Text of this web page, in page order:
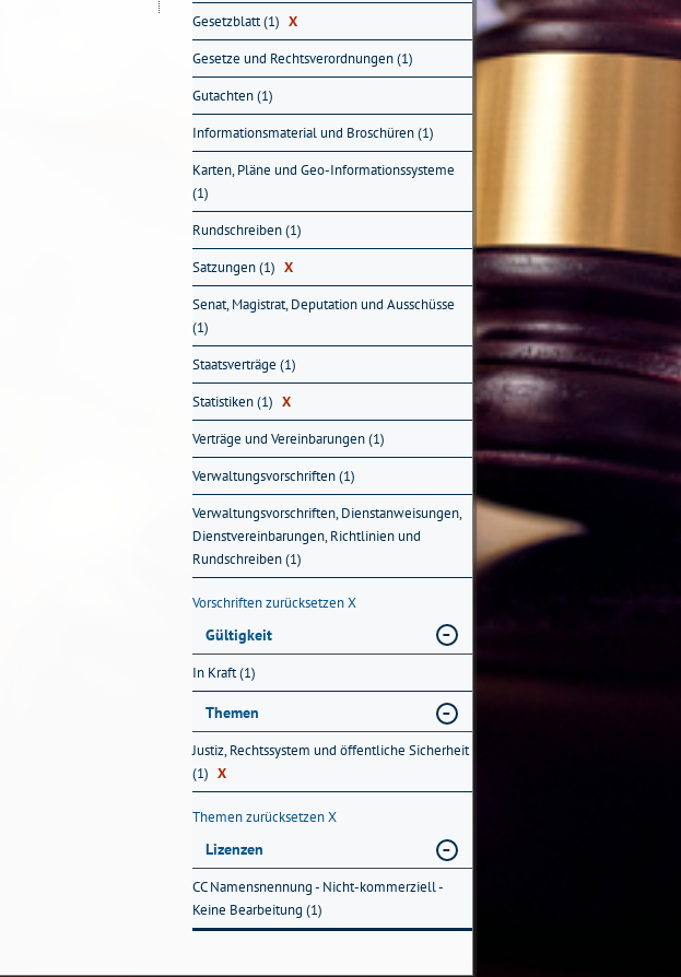
Gesetzblatt (1) X
Gesetze und Rechtsverordnungen (1)
Gutachten (1)
Informationsmaterial und Broschüren (1)
Karten, Pläne und Geo-Informationssysteme
(1)
Rundschreiben (1)
Satzungen (1) X
Senat, Magistrat, Deputation und Ausschüsse
(1)
Staatsverträge (1)
Statistiken (1) X
Verträge und Vereinbarungen (1)
Verwaltungsvorschriften (1)
Verwaltungsvorschriften, Dienstanweisungen,
Dienstvereinbarungen, Richtlinien und
Rundschreiben (1)
Vorschriften zurücksetzenX
Gültigkeit
In Kraft (1)
Themen
Justiz, Rechtssystem und öffentliche Sicherheit
(1) X
Themen zurücksetzenX
Lizenzen
CC Namensnennung - Nicht-kommerziell -
Keine Bearbeitung (1)